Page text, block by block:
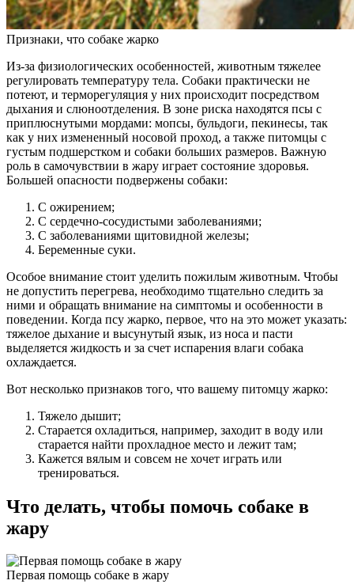
Признаки, что собаке жарко
Из-за физиологических особенностей, животным тяжелее
регулировать температуру тела. Собаки практически не
потеют, и терморегуляция у них происходит посредством
дыхания и слюноотделения. В зоне риска находятся псы с
приплюснутыми мордами: мопсы, бульдоги, пекинесы, так
как у них измененный носовой проход, а также питомцы с
густым подшерстком и собаки больших размеров. Важную
роль в самочувствии в жару играет состояние здоровья.
Большей опасности подвержены собаки:
С ожирением;
С сердечно-сосудистыми заболеваниями;
С заболеваниями щитовидной железы;
Беременные суки.
Особое внимание стоит уделить пожилым животным. Чтобы
не допустить перегрева, необходимо тщательно следить за
ними и обращать внимание на симптомы и особенности в
поведении. Когда псу жарко, первое, что на это может указать:
тяжелое дыхание и высунутый язык, из носа и пасти
выделяется жидкость и за счет испарения влаги собака
охлаждается.
Вот несколько признаков того, что вашему питомцу жарко:
Тяжело дышит;
Старается охладиться, например, заходит в воду или
старается найти прохладное место и лежит там;
Кажется вялым и совсем не хочет играть или
тренироваться.
Что делать, чтобы помочь собаке в
жару
Первая помощь собаке в жару